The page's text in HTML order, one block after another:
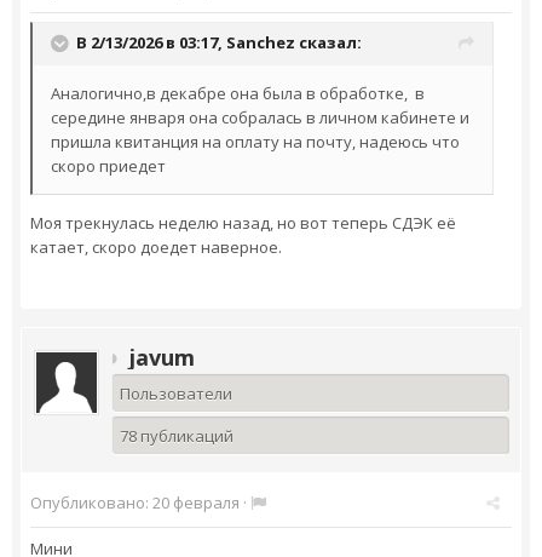
В 2/13/2026 в 03:17, Sanchez сказал:
Аналогично,в декабре она была в обработке, в
середине января она собралась в личном кабинете и
пришла квитанция на оплату на почту, надеюсь что
скоро приедет
Моя трекнулась неделю назад, но вот теперь СДЭК её
катает, скоро доедет наверное.
javum
Пользователи
78 публикаций
Опубликовано: 20 февраля ·
Мини